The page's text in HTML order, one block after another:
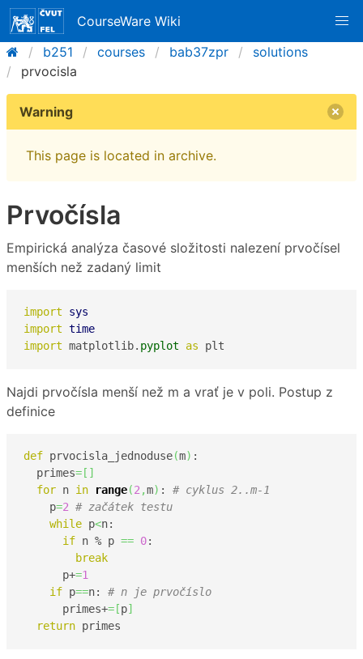
CourseWare Wiki
b251
courses bab37zpr
solutions
prvocisla
Warning
This page is located in archive.
Prvočísla
Empirická analýza časové složitosti nalezení prvočísel
menších než zadaný limit
import
sys
import time
import matplotlib. pyplot as plt
Najdi prvočísla menší než m a vrať je v poli. Postup z
definice
def prvocisla_jednoduse(m) :
  primes
= [ ]
for n in range(2 ,m) : # cyklus 2..m-1
    p
=2 # začátek testu
while p<n:
if n % p == 0:
break
      p+
=1
if p==n: # n je prvočíslo
      primes+
= [p]
return primes